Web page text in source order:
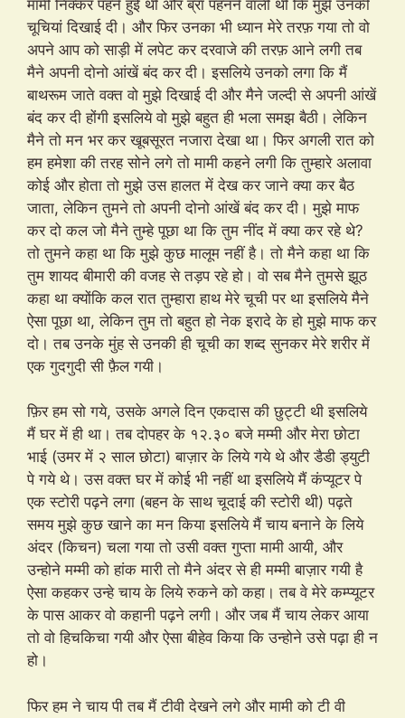
मामी निक्कर पहने हुई थी और ब्रा पहनने वाली थी कि मुझे उनकी
चूचियां दिखाई दी। और फिर उनका भी ध्यान मेरे तरफ़ गया तो वो
अपने आप को साड़ी में लपेट कर दरवाजे की तरफ़ आने लगी तब
मैने अपनी दोनो आंखें बंद कर दी। इसलिये उनको लगा कि मैं
बाथरूम जाते वक्त वो मुझे दिखाई दी और मैने जल्दी से अपनी आंखें
बंद कर दी होंगी इसलिये वो मुझे बहुत ही भला समझ बैठी। लेकिन
मैने तो मन भर कर खूबसूरत नजारा देखा था। फिर अगली रात को
हम हमेशा की तरह सोने लगे तो मामी कहने लगी कि तुम्हारे अलावा
कोई और होता तो मुझे उस हालत में देख कर जाने क्या कर बैठ
जाता, लेकिन तुमने तो अपनी दोनो आंखें बंद कर दी। मुझे माफ
कर दो कल जो मैने तुम्हे पूछा था कि तुम नींद में क्या कर रहे थे?
तो तुमने कहा था कि मुझे कुछ मालूम नहीं है। तो मैने कहा था कि
तुम शायद बीमारी की वजह से तड़प रहे हो। वो सब मैने तुमसे झूठ
कहा था क्योंकि कल रात तुम्हारा हाथ मेरे चूची पर था इसलिये मैने
ऐसा पूछा था, लेकिन तुम तो बहुत हो नेक इरादे के हो मुझे माफ कर
दो। तब उनके मुंह से उनकी ही चूची का शब्द सुनकर मेरे शरीर में
एक गुदगुदी सी फ़ैल गयी।
फ़िर हम सो गये, उसके अगले दिन एकदास की छुट्टी थी इसलिये
मैं घर में ही था। तब दोपहर के १२.३० बजे मम्मी और मेरा छोटा
भाई (उमर में २ साल छोटा) बाज़ार के लिये गये थे और डैडी ड्युटी
पे गये थे। उस वक्त घर में कोई भी नहीं था इसलिये मैं कंप्यूटर पे
एक स्टोरी पढ़ने लगा (बहन के साथ चूदाई की स्टोरी थी) पढ़ते
समय मुझे कुछ खाने का मन किया इसलिये मैं चाय बनाने के लिये
अंदर (किचन) चला गया तो उसी वक्त गुप्ता मामी आयी, और
उन्होने मम्मी को हांक मारी तो मैने अंदर से ही मम्मी बाज़ार गयी है
ऐसा कहकर उन्हे चाय के लिये रुकने को कहा। तब वे मेरे कम्प्यूटर
के पास आकर वो कहानी पढ़ने लगी। और जब मैं चाय लेकर आया
तो वो हिचकिचा गयी और ऐसा बीहेव किया कि उन्होने उसे पढ़ा ही न
हो।
फिर हम ने चाय पी तब मैं टीवी देखने लगे और मामी को टी वी